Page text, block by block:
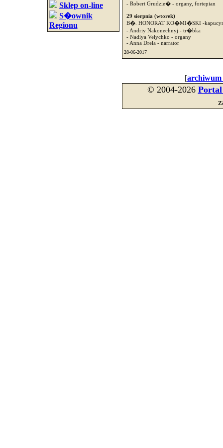
Sklep on-line
S�ownik
Regionu
- Robert Grudzie� - organy, fortepian
29 sierpnia (wtorek)
B�. HONORAT KO�MI�SKI -
- Andriy Nakonechnyj - tr�bka
- Nadiya Velychko - organy
- Anna Drela - narrator
28-06-2017
[
© 2004-2026